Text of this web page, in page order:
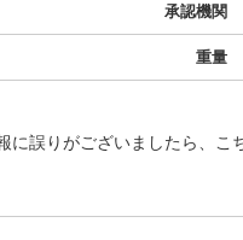
承認機関
重量
に誤りがございましたら、こ